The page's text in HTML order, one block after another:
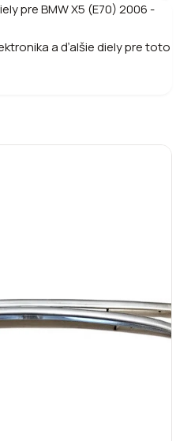
preBMWX5 (E70) 2006 -
a ďalšie diely pre toto